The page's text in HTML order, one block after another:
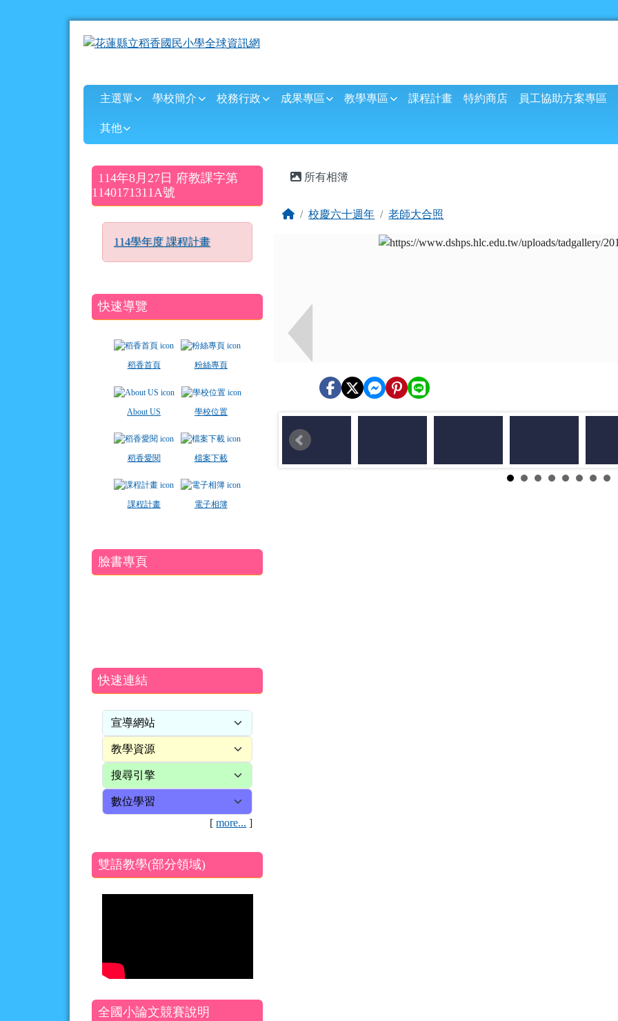
花蓮縣立稻香國民小學全球資訊網
導覽列
主選單 學校簡介 校務行政 成果專區 教學專區 課程計畫 特約商店 員工協助方案專區
其他
左邊區域內容
114年8月27日 府教課字第
1140171311A號
114學年度 課程計畫
快速導覽
稻香首頁 粉絲專頁
About US 學校位置
稻香愛閱 檔案下載
課程計畫 電子相簿
臉書專頁
快速連結
[more... ]
雙語教學(部分領域)
全國小論文競賽說明
主內容區域
所有相簿
回首頁
校慶六十週年 老師大合照